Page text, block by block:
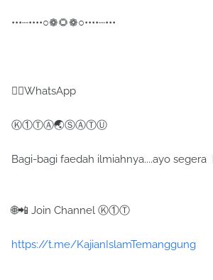
•••┈••••○❁🌻❁○••••┈•••
✍🏻WhatsApp
Ⓚ①ⓉⒶ🌏ⓈⒶⓉⓊ
Bagi-bagi faedah ilmiahnya....ayo
🌐📲 Join Channel Ⓚ①Ⓣ
https://t.me/KajianIslamTemanggung